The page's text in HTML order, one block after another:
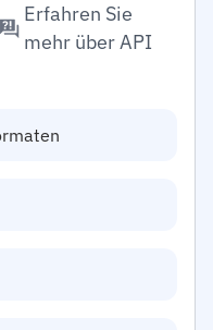
Erfahren Sie
mehr über API